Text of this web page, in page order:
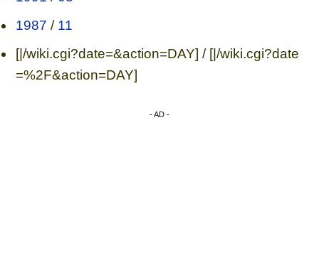
1987 / 11
[|/wiki.cgi?date=&action=DAY] / [|/wiki.cgi?date
=%2F&action=DAY]
- AD -